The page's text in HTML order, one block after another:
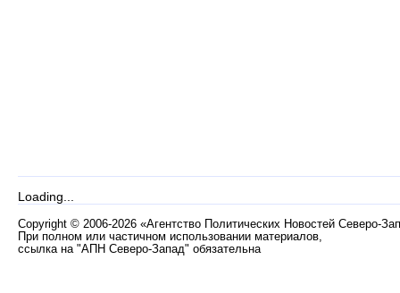
Loading...
Copyright © 2006-2026 «Агентство Политических Новостей Северо-
При полном или частичном использовании материалов,
ссылка на "АПН Северо-Запад" обязательна